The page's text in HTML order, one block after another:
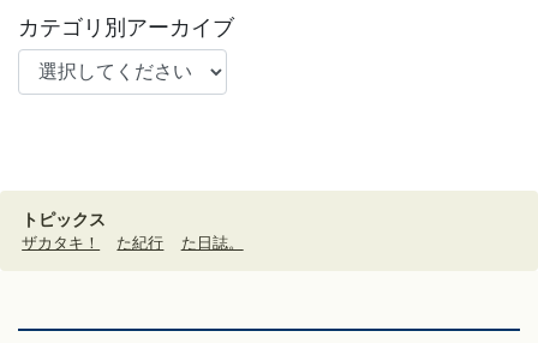
カテゴリ別アーカイブ
トピックス
ザカタキ！ た紀行 た日誌。